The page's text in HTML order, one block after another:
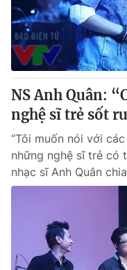
NS Anh Quân:
nghệ sĩ trẻ sốt
“Tôi muốn nói với
những nghệ sĩ trẻ có
nhạc sĩ Anh Quân